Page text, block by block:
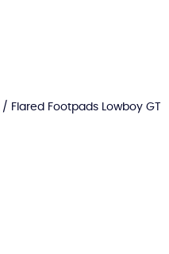
/ Flared Footpads Lowboy GT